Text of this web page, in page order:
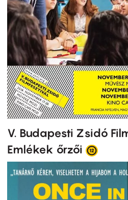
V. Budapesti Zsidó
Emlékek őrzői